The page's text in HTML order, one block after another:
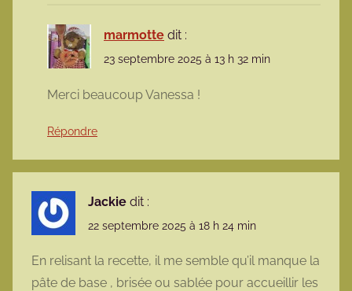
marmotte dit :
23 septembre 2025 à 13 h 32 min
Merci beaucoup Vanessa !
Répondre
Jackie dit :
22 septembre 2025 à 18 h 24 min
En relisant la recette, il me semble qu’il manque la
pâte de base , brisée ou sablée pour accueillir les